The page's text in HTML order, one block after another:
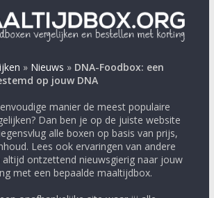
» Nieuws » DNA-Foodbox: een
op jouw DNA
manier de meest populaire
Dan ben je op de juiste website
alle boxen op basis van prijs,
Lees ook ervaringen van andere
altijd ontzettend nieuwsgierig naar jouw
met een bepaalde maaltijdbox.